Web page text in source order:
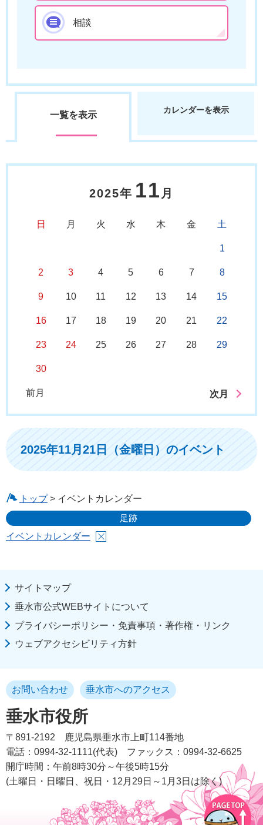
相談
一覧を表示 カレンダーを表示
2025年 11 月
日 月 火 水 木 金 土
1
2 3 4 5 6 7 8
9 10 11 12 13 14 15
16 17 18 19 20 21 22
23 24 25 26 27 28 29
30
前月 次月
2025年11月21日（金曜日）のイベント
トップ> イベントカレンダー
足跡
イベントカレンダー
サイトマップ
垂水市公式WEBサイトについて
プライバシーポリシー・免責事項・著作権・リンク
ウェブアクセシビリティ方針
垂水市役所
お問い合わせ 垂水市へのアクセス
〒891-2192
鹿児島県垂水市上町114番地
電話：0994-32-1111(代表)
ファックス：0994-32-6625
開庁時間：午前8時30分～午後5時15分
(土曜日・日曜日、祝日・12月29日～1月3日は除く)